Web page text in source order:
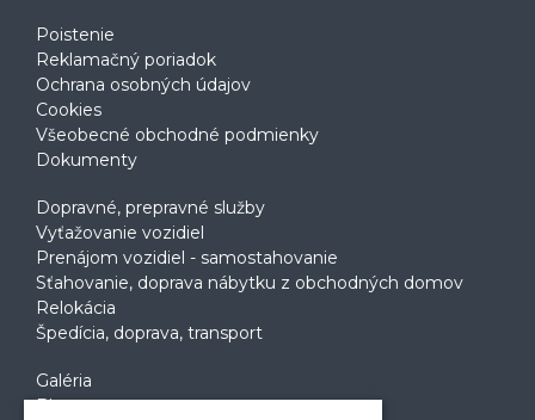
Poistenie
Reklamačný poriadok
Ochrana osobných údajov
Cookies
Všeobecné obchodné podmienky
Dokumenty
Dopravné, prepravné služby
Vyťažovanie vozidiel
Prenájom vozidiel - samostahovanie
Sťahovanie, doprava nábytku z obchodných domov
Relokácia
Špedícia, doprava, transport
Galéria
Blog